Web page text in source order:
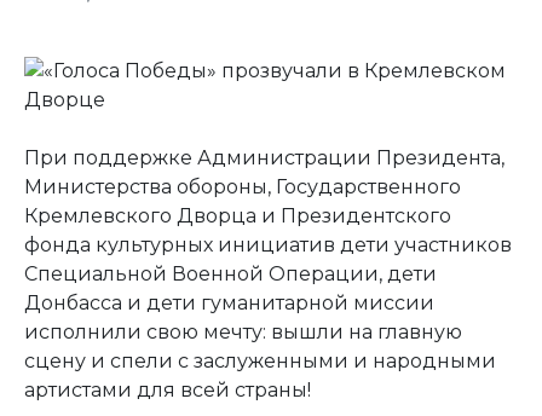
При поддержке Администрации Президента,
Министерства обороны, Государственного
Кремлевского Дворца и Президентского
фонда культурных инициатив дети участников
Специальной Военной Операции, дети
Донбасса и дети гуманитарной миссии
исполнили свою мечту: вышли на главную
сцену и спели с заслуженными и народными
артистами для всей страны!